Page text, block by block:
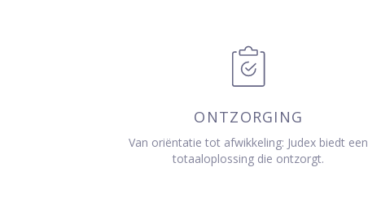
ONTZORGING
Van oriëntatie tot afwikkeling: Judex biedt een
totaaloplossing die ontzorgt.